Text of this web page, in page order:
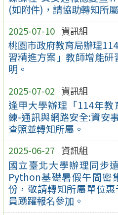
(如附件)，請協助轉知所
2025-07-10 資訊組
桃園市政府教育局辦理
習精進方案」教師增能
明。
2025-07-02 資訊組
逢甲大學辦理「114年
練-通訊與網路安全:資安
查照並轉知所屬。
2025-06-27 資訊組
國立臺北大學辦理同步
Python基礎暑假午間密
份，敬請轉知所屬單位
員踴躍報名參加。